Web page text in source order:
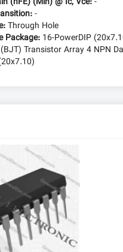
-
Through Hole
Package: 16-PowerDIP
Transistor Array 4 NPN